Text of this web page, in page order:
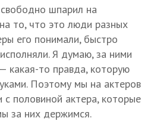
шпарил на
то, что это люди разных
его понимали, быстро
Я думаю, за ними
какая-то правда, которую
Поэтому мы на актеров
с половиной актера, которые
за них держимся.